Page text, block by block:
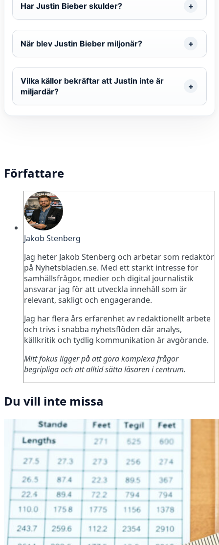
Har Justin Bieber skulder?
När blev Justin Bieber miljonär?
Vilka källor bekräftar att Justin inte är
miljardär?
Författare
Jakob Stenberg
Jag heter Jakob Stenberg och arbetar som redaktör
på Nyhetsbladen.se. Med ett starkt intresse för
samhällsfrågor, medier och digital journalistik
ansvarar jag för att utveckla innehåll som är
relevant, sakligt och engagerande.
Jag har flera års erfarenhet av redaktionellt arbete
och trivs i snabba nyhetsflöden där analys,
källkritik och tydlig kommunikation är avgörande.
Mitt fokus ligger på att göra komplexa frågor
begripliga och att alltid sätta läsaren i centrum.
Du vill inte missa